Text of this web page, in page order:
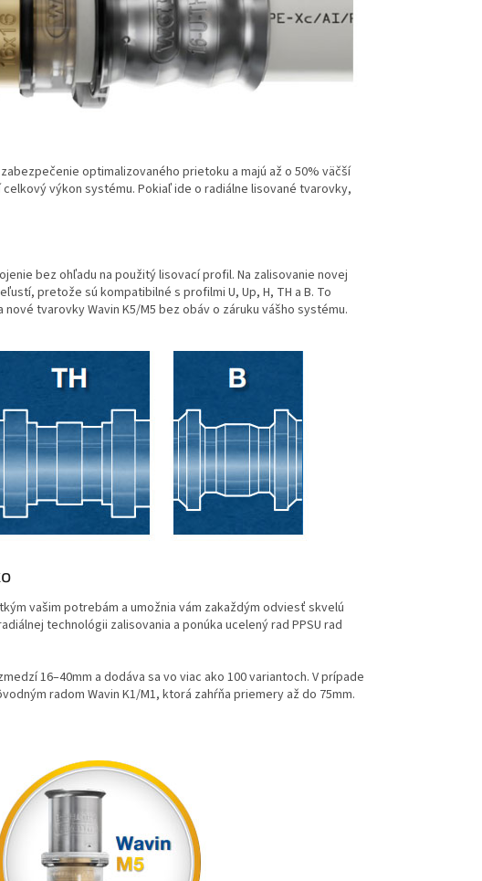
optimalizovaného prietoku a majú až o 50% väčší
výkon systému. Pokiaľ ide o radiálne lisované tvarovky,
bez ohľadu na použitý lisovací profil. Na zalisovanie novej
pretože sú kompatibilné s profilmi U, Up, H, TH a B. To
tvarovky Wavin K5/M5 bez obáv o záruku vášho systému.
vašim potrebám a umožnia vám zakaždým odviesť skvelú
technológii zalisovania a ponúka ucelený rad PPSU rad
16–40mm a dodáva sa vo viac ako 100 variantoch. V prípade
radom Wavin K1/M1, ktorá zahŕňa priemery až do 75mm.